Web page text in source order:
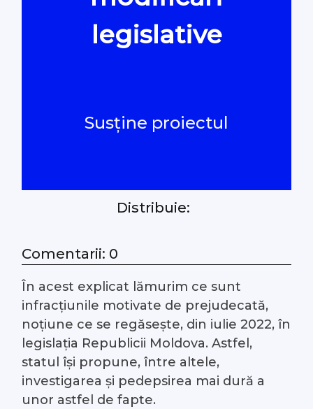
Contacte
legislative
Susține proiectul
Distribuie:
Comentarii: 0
În acest explicat lămurim ce sunt
infracțiunile motivate de prejudecată,
noțiune ce se regăsește, din iulie 2022, în
legislația Republicii Moldova. Astfel,
statul își propune, între altele,
investigarea și pedepsirea mai dură a
unor astfel de fapte.